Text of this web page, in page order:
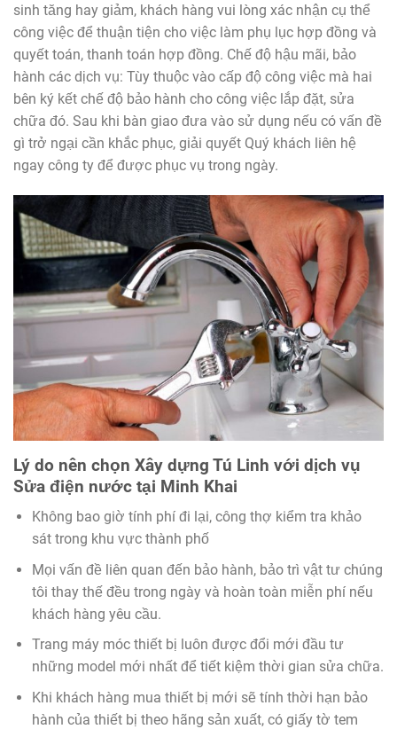
sinh tăng hay giảm, khách hàng vui lòng xác nhận cụ thể
công việc để thuận tiện cho việc làm phụ lục hợp đồng và
quyết toán, thanh toán hợp đồng. Chế độ hậu mãi, bảo
hành các dịch vụ: Tùy thuộc vào cấp độ công việc mà hai
bên ký kết chế độ bảo hành cho công việc lắp đặt, sửa
chữa đó. Sau khi bàn giao đưa vào sử dụng nếu có vấn đề
gì trở ngại cần khắc phục, giải quyết Quý khách liên hệ
ngay công ty để được phục vụ trong ngày.
Lý do nên chọn Xây dựng Tú Linh với dịch vụ
Sửa điện nước tại Minh Khai
Không bao giờ tính phí đi lại, công thợ kiểm tra khảo
sát trong khu vực thành phố
Mọi vấn đề liên quan đến bảo hành, bảo trì vật tư chúng
tôi thay thế đều trong ngày và hoàn toàn miễn phí nếu
khách hàng yêu cầu.
Trang máy móc thiết bị luôn được đổi mới đầu tư
những model mới nhất để tiết kiệm thời gian sửa chữa.
Khi khách hàng mua thiết bị mới sẽ tính thời hạn bảo
hành của thiết bị theo hãng sản xuất, có giấy tờ tem